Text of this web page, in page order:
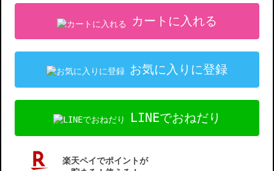
カートに入れる
お気に入りに登録
LINEでおねだり